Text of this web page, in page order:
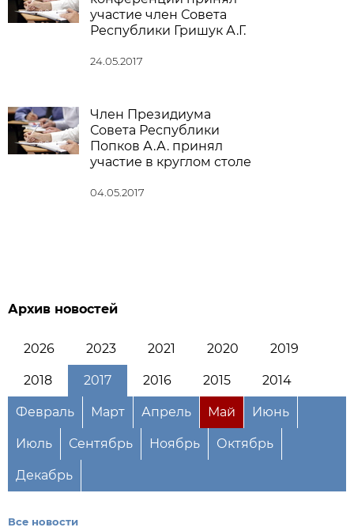
участие член Совета
Республики Гришук А.Г.
24.05.2017
Член Президиума
Совета Республики
Попков А.А. принял
участие в круглом столе
04.05.2017
Архив новостей
2026 2023 2021 2020 2019
2018 2017 2016 2015 2014
Февраль Март Апрель Май Июнь
Июль Сентябрь Ноябрь Октябрь
Декабрь
Все новости